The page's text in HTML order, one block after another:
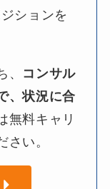
ションを​
、​ コンサル
、状況に合
無料キャリ
さい。​